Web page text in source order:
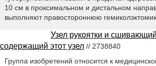
10 см в проксимальном и дистальном
выполняют правостороннюю
Узел рукоятки и
содержащий этот узел // 2738840
Группа изобретений относится к